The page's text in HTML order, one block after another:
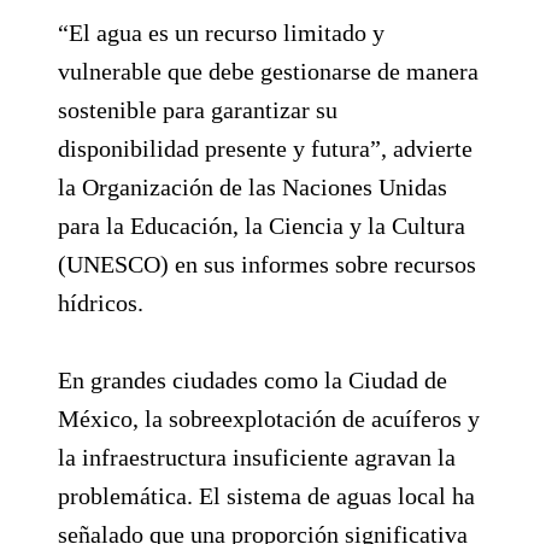
“El agua es un recurso limitado y
vulnerable que debe gestionarse de manera
sostenible para garantizar su
disponibilidad presente y futura”, advierte
la Organización de las Naciones Unidas
para la Educación, la Ciencia y la Cultura
(UNESCO) en sus informes sobre recursos
hídricos.
En grandes ciudades como la Ciudad de
México, la sobreexplotación de acuíferos y
la infraestructura insuficiente agravan la
problemática. El sistema de aguas local ha
señalado que una proporción significativa